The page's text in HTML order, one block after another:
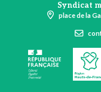
Syndicat
place de la